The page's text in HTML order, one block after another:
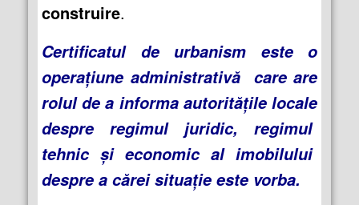
construire.
Certificatul de urbanism este o
operațiune administrativă care are
rolul de a informa autoritățile locale
despre regimul juridic, regimul
tehnic și economic al imobilului
despre a cărei situație este vorba.